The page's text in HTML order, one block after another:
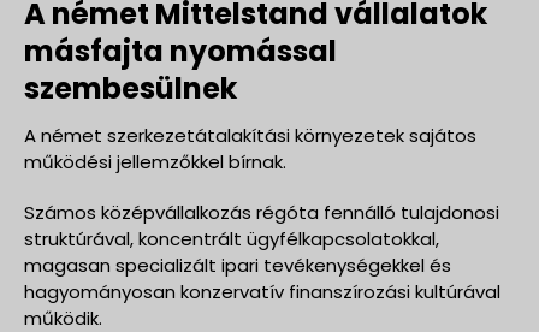
A német Mittelstand vállalatok
másfajta nyomással
szembesülnek
A német szerkezetátalakítási környezetek sajátos
működési jellemzőkkel bírnak.
Számos középvállalkozás régóta fennálló tulajdonosi
struktúrával, koncentrált ügyfélkapcsolatokkal,
magasan specializált ipari tevékenységekkel és
hagyományosan konzervatív finanszírozási kultúrával
működik.